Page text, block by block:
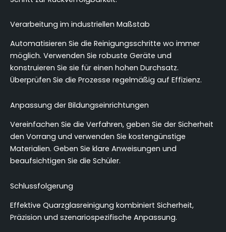
Verarbeitung im industriellen Maßstab
Automatisieren Sie die Reinigungsschritte wo immer
möglich. Verwenden Sie robuste Geräte und
konstruieren Sie sie für einen hohen Durchsatz.
Überprüfen Sie die Prozesse regelmäßig auf Effizienz.
Anpassung der Bildungseinrichtungen
Vereinfachen Sie die Verfahren, geben Sie der Sicherheit
den Vorrang und verwenden Sie kostengünstige
Materialien. Geben Sie klare Anweisungen und
beaufsichtigen Sie die Schüler.
Schlussfolgerung
Effektive Quarzglasreinigung kombiniert Sicherheit,
Präzision und szenariospezifische Anpassung.